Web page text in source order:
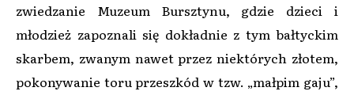
zwiedzanie Muzeum Bursztynu, gdzie dzieci i
młodzież zapoznali się dokładnie z tym bałtyckim
skarbem, zwanym nawet przez niektórych złotem,
pokonywanie toru przeszkód w tzw. „małpim gaju”,